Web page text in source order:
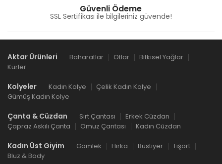
Güvenli Ödeme
SSL Sertifikası ile bilgileriniz güvende!
Aktar Ürünleri Baharatlar Otlar
Bitkisel Yağlar
Kürler
Kolyeler Kadın Kolye
Çelik Kadın Kolye
Gümüş Kadın Kolye
Çanta & Cüzdan Sırt Çantası
Erkek Cüzdan
Çapraz Askılı Çanta
Omuz Çantası Kadın Cüzdan
Kadın Üst Giyim Gömlek Hırka Bustiyer
Tişört
Bluz & Body